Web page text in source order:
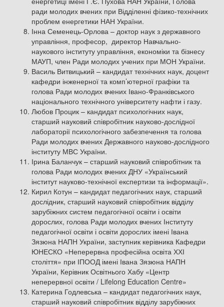
ради молодих вчених при Відділенні фізико-технічних
проблем енергетики НАН України.
Інна Семенець-Орлова – доктор наук з державного
управління, професор, директор Навчально-
наукового інституту управління, економіки та бізнесу
МАУП, член Ради молодих учених при МОН України.
Василь Витвицький – кандидат технічних наук, доцент
кафедри інженерної та комп’ютерної графіки та
голова Ради молодих вчених Івано-Франківського
національного технічного університету нафти і газу.
Любов Процик – кандидат психологічних наук,
старший науковий співробітник науково-дослідної
лабораторії психологічного забезпечення та голова
Ради молодих вчених Державного науково-дослідного
інституту МВС України.
Ірина Баланчук – старший науковий співробітник та
голова Ради молодих вчених ДНУ «Український
інститут науково-технічної експертизи та інформації».
Кирил Котун – кандидат педагогічних наук, старший
дослідник, старший науковий співробітник відділу
зарубіжних систем педагогічної освіти і освіти
дорослих, голова Ради молодих вчених Інституту
педагогічної освіти і освіти дорослих імені Івана
Зязюна НАПН України, заступник керівника Кафедри
ЮНЕСКО «Неперервна професійна освіта ХХІ
століття» при ІПООД імені Івана Зязюна НАПН
України, Керівник Освітнього Хабу «Центр
неперервної освіти / Lifelong Education Centre»
Катерина Годлевська – кандидат педагогічних наук,
старший науковий співробітник відділу зарубіжних